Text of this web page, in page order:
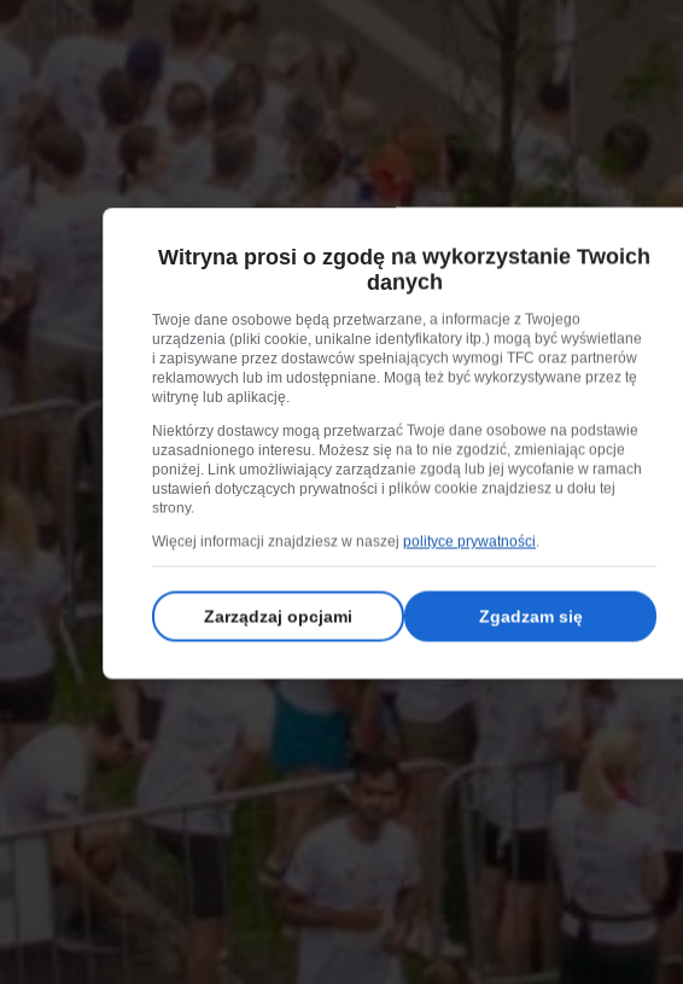
Witryna prosi o zgodę na wykorzystanie Twoich
danych
Twoje dane osobowe będą przetwarzane, a informacje z Twojego
urządzenia (pliki cookie, unikalne identyfikatory itp.) mogą być wyświetlane
i zapisywane przez dostawców spełniających wymogi TFC oraz partnerów
reklamowych lub im udostępniane. Mogą też być wykorzystywane przez tę
witrynę lub aplikację.
Niektórzy dostawcy mogą przetwarzać Twoje dane osobowe na podstawie
uzasadnionego interesu. Możesz się na to nie zgodzić, zmieniając opcje
poniżej. Link umożliwiający zarządzanie zgodą lub jej wycofanie w ramach
ustawień dotyczących prywatności i plików cookie znajdziesz u dołu tej
strony.
Więcej informacji znajdziesz w naszej polityce prywatności.
Zarządzaj opcjami Zgadzam się